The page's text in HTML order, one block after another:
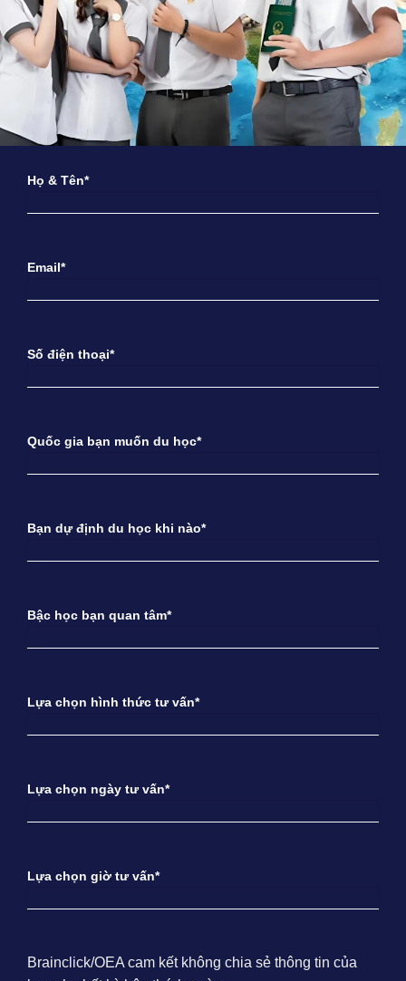
Họ & Tên*
Email*
Số điện thoại*
Quốc gia bạn muốn du học*
Bạn dự định du học khi nào*
Bậc học bạn quan tâm*
Lựa chọn hình thức tư vấn*
Lựa chọn ngày tư vấn*
Lựa chọn giờ tư vấn*
Brainclick/OEA cam kết không chia sẻ thông tin của